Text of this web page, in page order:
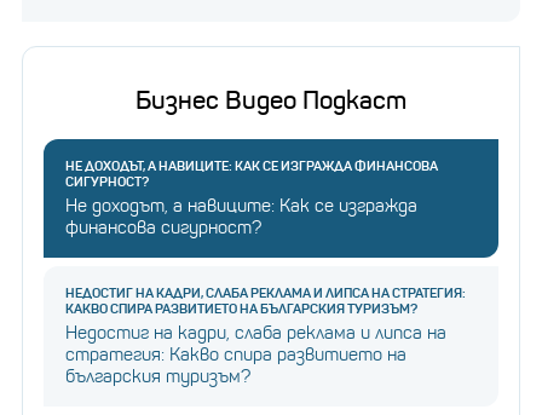
„Благодарител“.
Държим близо 1 млрд. лв. в
шкафовете си (ВИДЕО)
Първите дарения постъпват по наистина случаен
Бизнес Видео Подкаст
НЕ ДОХОДЪТ, А НАВИЦИТЕ: КАК СЕ ИЗГРАЖДА ФИНАНСОВА
СИГУРНОСТ?
Не доходът, а навиците: Как се изгражда
финансова сигурност?
НЕДОСТИГ НА КАДРИ, СЛАБА РЕКЛАМА И ЛИПСА НА СТРАТЕГИЯ:
КАКВО СПИРА РАЗВИТИЕТО НА БЪЛГАРСКИЯ ТУРИЗЪМ?
Недостиг на кадри, слаба реклама и липса на
стратегия: Какво спира развитието на
българския туризъм?